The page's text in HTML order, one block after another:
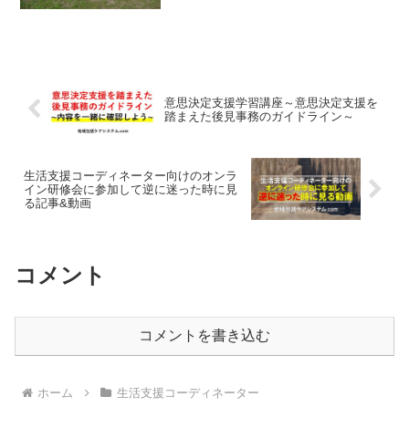
意思決定支援学習講座～意思決定支援を
踏まえた後見事務のガイドライン～
生活支援コーディネーター向けのオンラ
イン研修会に参加して逆に迷った時に見
る記事&動画
コメント
コメントを書き込む
ホーム 生活支援コーディネーター